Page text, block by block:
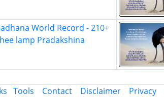
World Record - 210+
lamp Pradakshina
Tools Contact Disclaimer Privacy